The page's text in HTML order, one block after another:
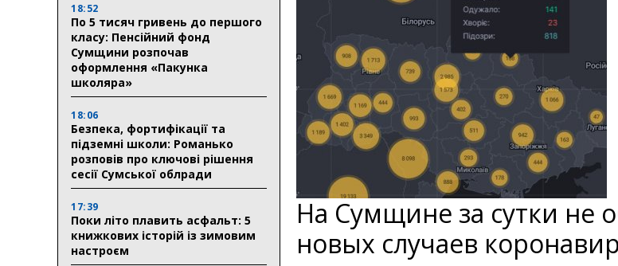
18:52
По 5 тисяч гривень до першого
класу: Пенсійний фонд
Сумщини розпочав
оформлення «Пакунка
школяра»
18:06
Безпека, фортифікації та
підземні школи: Романько
розповів про ключові рішення
сесії Сумської облради
17:39
Поки літо плавить асфальт: 5
книжкових історій із зимовим
настроєм
На Сумщине за сутки не
новых случаев